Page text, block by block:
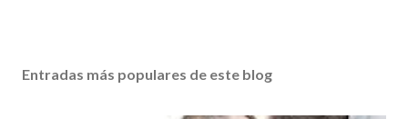
Entradas más populares de este blog